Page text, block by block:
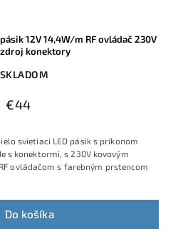
12V 14,4W/m RF ovládač 230V
konektory
€44
Do košíka
svietiaci LED pásik s príkonom
s konektormi, s 230V kovovým
ovládačom s farebným prstencom